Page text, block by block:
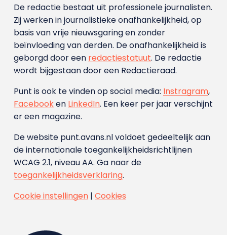
De redactie bestaat uit professionele journalisten.
Zij werken in journalistieke onafhankelijkheid, op
basis van vrije nieuwsgaring en zonder
beïnvloeding van derden. De onafhankelijkheid is
geborgd door een redactiestatuut. De redactie
wordt bijgestaan door een Redactieraad.
Punt is ook te vinden op social media: Instragram,
Facebooken LinkedIn. Een keer per jaar verschijnt
er een magazine.
De website punt.avans.nl voldoet gedeeltelijk aan
de internationale toegankelijkheidsrichtlijnen
WCAG 2.1, niveau AA. Ga naar de
toegankelijkheidsverklaring.
Cookie instellingen| Cookies